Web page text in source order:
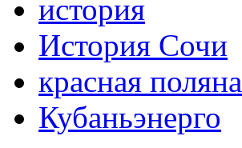
история
История Сочи
красная поляна
Кубаньэнерго